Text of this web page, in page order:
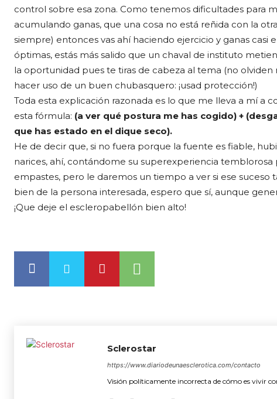
control sobre esa zona. Como tenemos dificultades para
acumulando ganas, que una cosa no está reñida con la
siempre) entonces vas ahí haciendo ejercicio y ganas
óptimas, estás más salido que un chaval de instituto
la oportunidad pues te tiras de cabeza al tema (no
hacer uso de un buen chubasquero: ¡usad protección!)
Toda esta explicación razonada es lo que me lleva a mí a
esta fórmula: (a ver qué postura me has cogido) +
que has estado en el dique seco).
He de decir que, si no fuera porque la fuente es fiable,
narices, ahí, contándome su superexperiencia
empastes, pero le daremos un tiempo a ver si ese
bien de la persona interesada, espero que sí, aunque
¡Que deje el escleropabellón bien alto!
Sclerostar
https://www.diariodeunaesclerotica.com/contacto
Visión políticamente incorrecta de cómo es vivir